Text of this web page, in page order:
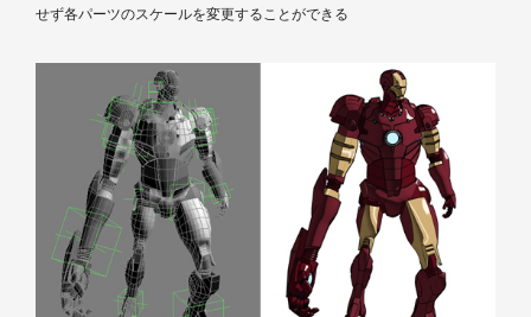
せず各パーツのスケールを変更することができる